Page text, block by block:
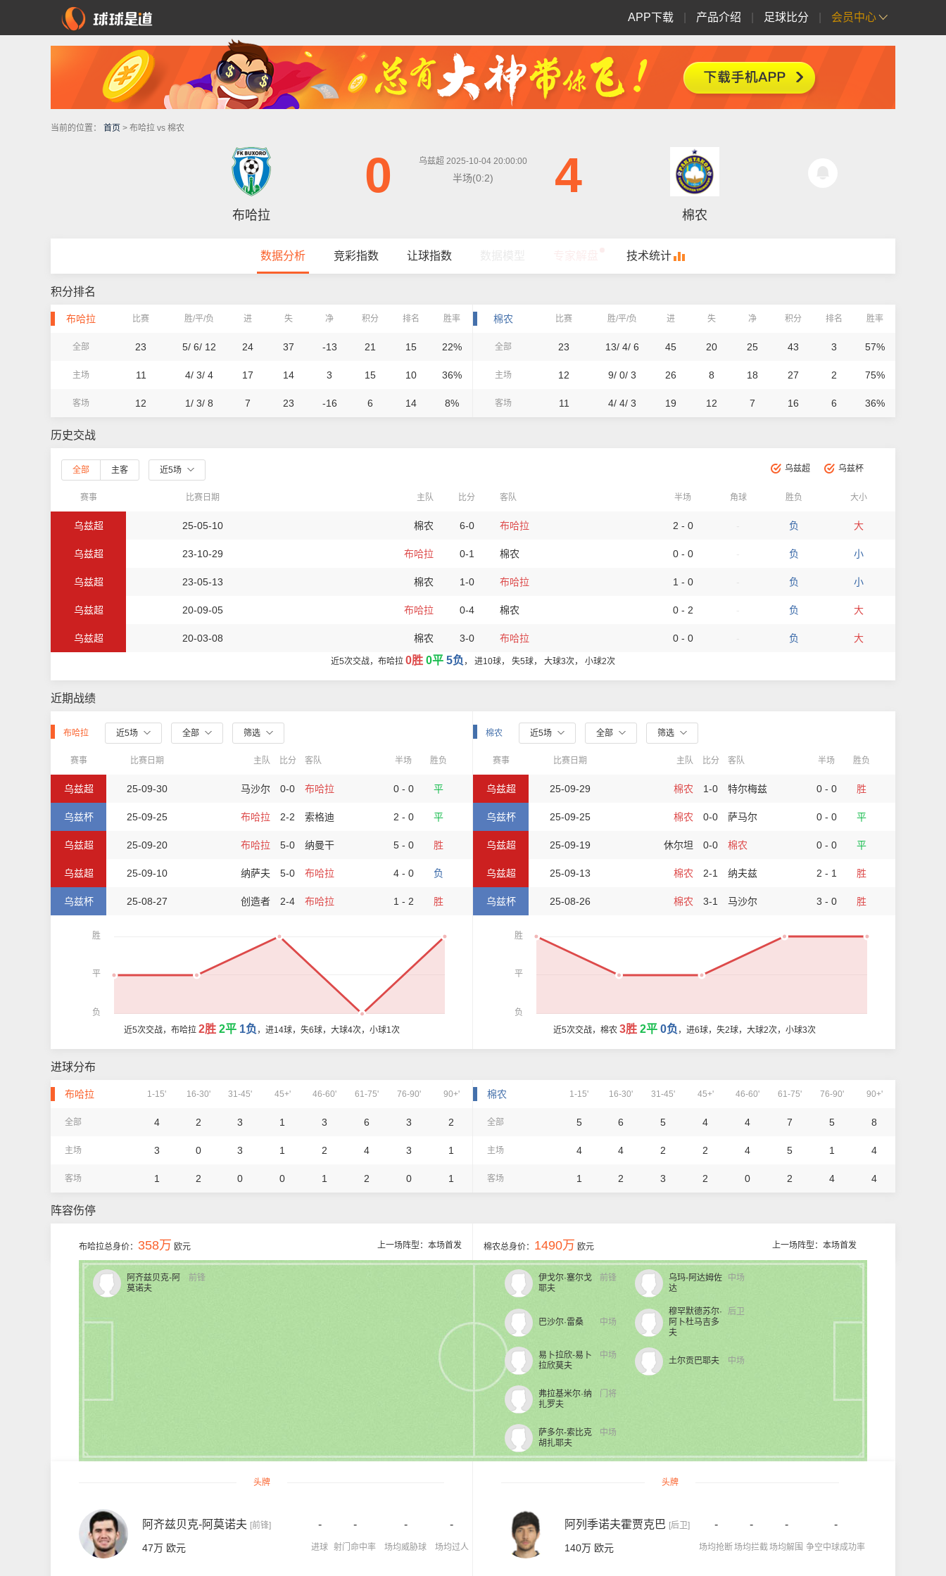
APP下载 产品介绍 足球比分 会员中心
当前的位置： 首页 > 布哈拉 vs 棉农
布哈拉
0 4
乌兹超 2025-10-04 20:00:00
半场(0:2)
棉农
数据分析 竞彩指数 让球指数 技术统计
积分排名
布哈拉 比赛 胜/平/负 进 失 净 积分 排名 胜率
全部 23 5/ 6/ 12 24 37 -13 21 15 22%
主场 11 4/ 3/ 4 17 14 3 15 10 36%
客场 12 1/ 3/ 8 7 23 -16 6 14 8%
棉农 比赛 胜/平/负 进 失 净 积分 排名 胜率
全部 23 13/ 4/ 6 45 20 25 43 3 57%
主场 12 9/ 0/ 3 26 8 18 27 2 75%
客场 11 4/ 4/ 3 19 12 7 16 6 36%
历史交战
乌兹超 乌兹杯
全部 主客 近5场
赛事 比赛日期 主队 比分 客队 半场 角球 胜负 大小
乌兹超 25-05-10 棉农 6-0 布哈拉 2 - 0 负 大
乌兹超 23-10-29 布哈拉 0-1 棉农 0 - 0 负 小
乌兹超 23-05-13 棉农 1-0 布哈拉 1 - 0 负 小
乌兹超 20-09-05 布哈拉 0-4 棉农 0 - 2 负 大
乌兹超 20-03-08 棉农 3-0 布哈拉 0 - 0 负 大
近5次交战，布哈拉 0胜 0平 5负 ， 进10球， 失5球， 大球3次， 小球2次
近期战绩
布哈拉 近5场 全部 筛选
赛事 比赛日期 主队 比分 客队 半场 胜负
乌兹超 25-09-30 马沙尔 0-0 布哈拉 0 - 0 平
乌兹杯 25-09-25 布哈拉 2-2 索格迪 2 - 0 平
乌兹超 25-09-20 布哈拉 5-0 纳曼干 5 - 0 胜
乌兹超 25-09-10 纳萨夫 5-0 布哈拉 4 - 0 负
乌兹杯 25-08-27 创造者 2-4 布哈拉 1 - 2 胜
胜
平
负
近5次交战，布哈拉 2胜 2平 1负 ，进14球，失6球，大球4次，小球1次
棉农 近5场 全部 筛选
赛事 比赛日期 主队 比分 客队 半场 胜负
乌兹超 25-09-29 棉农 1-0 特尔梅兹 0 - 0 胜
乌兹杯 25-09-25 棉农 0-0 萨马尔 0 - 0 平
乌兹超 25-09-19 休尔坦 0-0 棉农 0 - 0 平
乌兹超 25-09-13 棉农 2-1 纳夫兹 2 - 1 胜
乌兹杯 25-08-26 棉农 3-1 马沙尔 3 - 0 胜
胜
平
负
近5次交战，棉农 3胜 2平 0负 ，进6球，失2球，大球2次，小球3次
进球分布
布哈拉 1-15' 16-30' 31-45' 45+' 46-60' 61-75' 76-90' 90+'
全部 4 2 3 1 3 6 3 2
主场 3 0 3 1 2 4 3 1
客场 1 2 0 0 1 2 0 1
棉农 1-15' 16-30' 31-45' 45+' 46-60' 61-75' 76-90' 90+'
全部 5 6 5 4 4 7 5 8
主场 4 4 2 2 4 5 1 4
客场 1 2 3 2 0 2 4 4
阵容伤停
上一场阵型：本场首发
布哈拉总身价： 358万 欧元 上一场阵型：本场首发
棉农总身价： 1490万 欧元
前锋
阿齐兹贝克-阿
莫诺夫
前锋
伊戈尔·塞尔戈
耶夫
中场
巴沙尔·雷桑
中场
易卜拉欣-易卜
拉欣莫夫
门将
弗拉基米尔·纳
扎罗夫
中场
萨多尔-索比克
胡扎耶夫
中场
乌玛-阿达姆佐
达
后卫
穆罕默德苏尔·
阿卜杜马吉多
夫
中场
土尔贡巴耶夫
头牌
阿齐兹贝克-阿莫诺夫 [前锋]
47万 欧元
-
进球
-
射门命中率
-
场均威胁球
-
场均过人
头牌
阿列季诺夫霍贾克巴 [后卫]
140万 欧元
-
场均抢断
-
场均拦截
-
场均解围
-
争空中球成功率